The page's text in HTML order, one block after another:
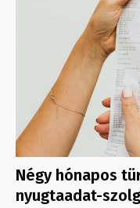
Négy hónapos
nyugtaadat-